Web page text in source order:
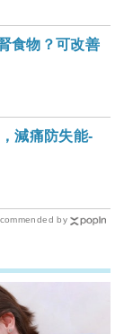
食物？可改善
減痛防失能-
by